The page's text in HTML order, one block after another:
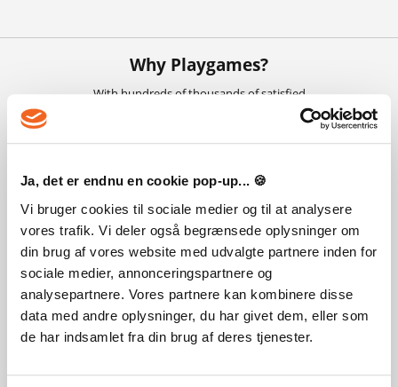
Ja, det er endnu en cookie pop-up... 🍪
Vi bruger cookies til sociale medier og til at analysere
vores trafik. Vi deler også begrænsede oplysninger om
din brug af vores website med udvalgte partnere inden for
sociale medier, annonceringspartnere og
analysepartnere. Vores partnere kan kombinere disse
data med andre oplysninger, du har givet dem, eller som
de har indsamlet fra din brug af deres tjenester.
Why Playgames?
With hundreds of thousands of satisfied
customers, the lowest prices, best customer
the question should really be... why not?
Information
Terms and conditions
Payment methods
Privacy and cookies
About Playgames
Customer service